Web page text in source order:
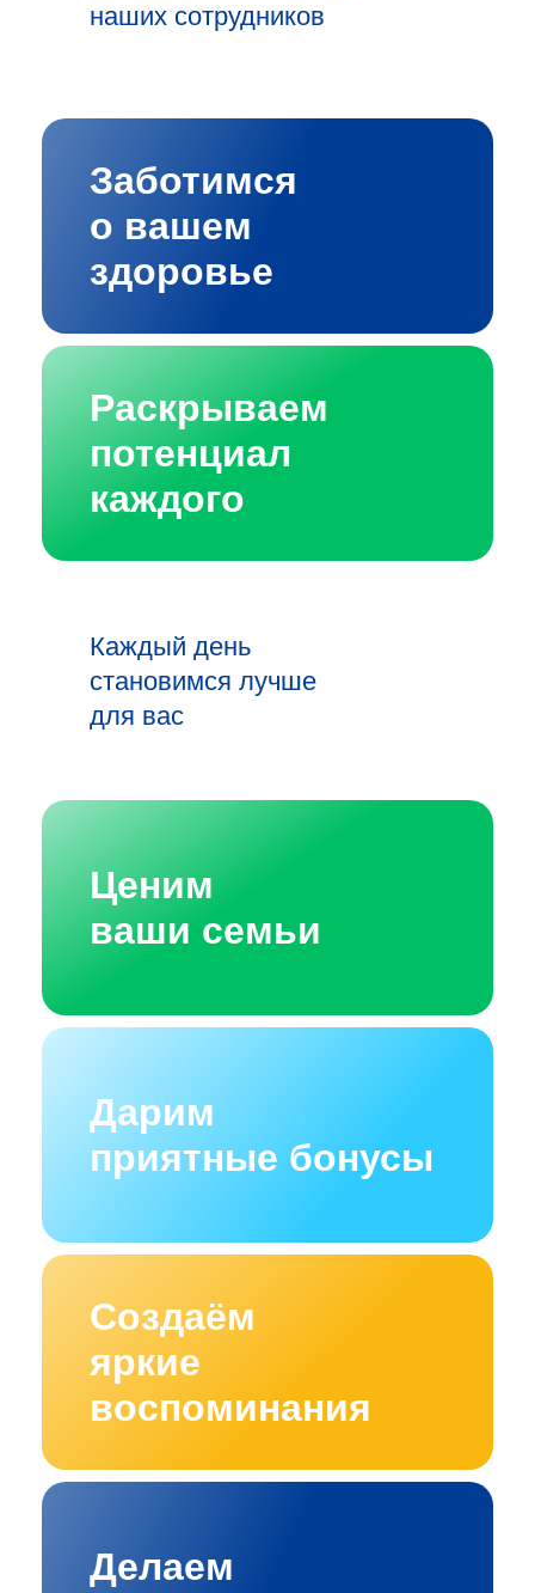
наших сотрудников
Заботимся
о вашем
здоровье
Раскрываем
потенциал
каждого
Каждый день
становимся лучше
для вас
Дарим
приятные бонусы
Ценим
ваши семьи
Создаём
яркие
воспоминания
Делаем